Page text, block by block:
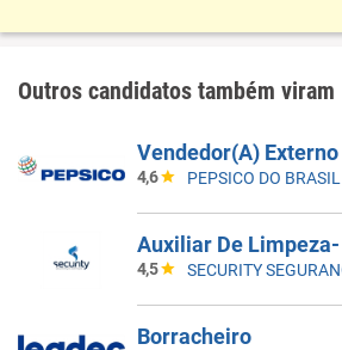
Outros candidatos também viram
4,6 PEPSICO DO BRASIL
4,5 SECURITY
Borracheiro